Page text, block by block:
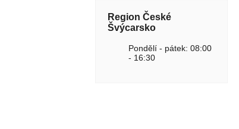
Region České
Švýcarsko
Pondělí - pátek: 08:00
- 16:30